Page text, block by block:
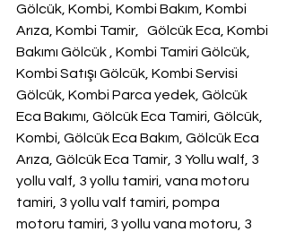
Gölcük, Kombi, Kombi Bakım, Kombi
Arıza, Kombi Tamir,   Gölcük Eca, Kombi
Bakımı Gölcük , Kombi Tamiri Gölcük,
Kombi Satışı Gölcük, Kombi Servisi
Gölcük, Kombi Parca yedek, Gölcük
Eca Bakımı, Gölcük Eca Tamiri, Gölcük,
Kombi, Gölcük Eca Bakım, Gölcük Eca
Arıza, Gölcük Eca Tamir, 3 Yollu walf, 3
yollu valf, 3 yollu tamiri, vana motoru
tamiri, 3 yollu valf tamiri, pompa
motoru tamiri, 3 yollu vana motoru, 3